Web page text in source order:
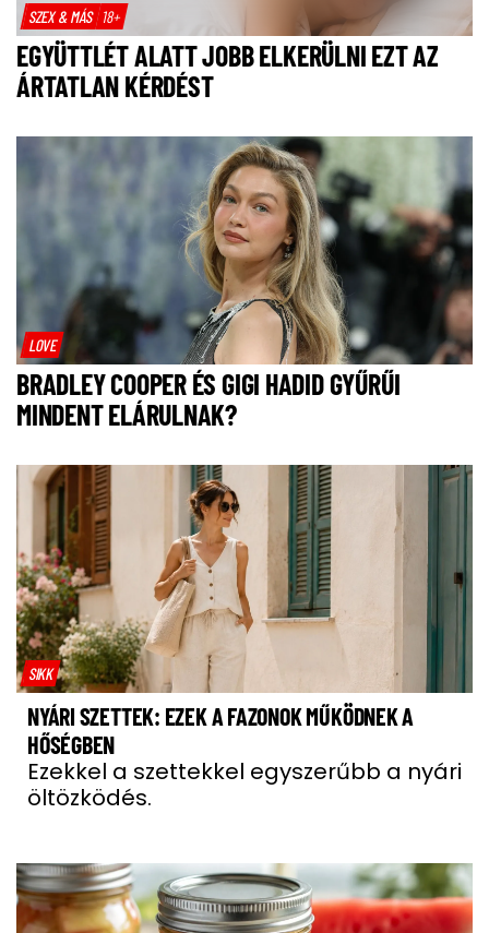
SZEX & MÁS 18+
EGYÜTTLÉT ALATT JOBB ELKERÜLNI EZT AZ
ÁRTATLAN KÉRDÉST
LOVE
BRADLEY COOPER ÉS GIGI HADID GYŰRŰI
MINDENT ELÁRULNAK?
SIKK
NYÁRI SZETTEK: EZEK A FAZONOK MŰKÖDNEK A
HŐSÉGBEN
Ezekkel a szettekkel egyszerűbb a nyári
öltözködés.